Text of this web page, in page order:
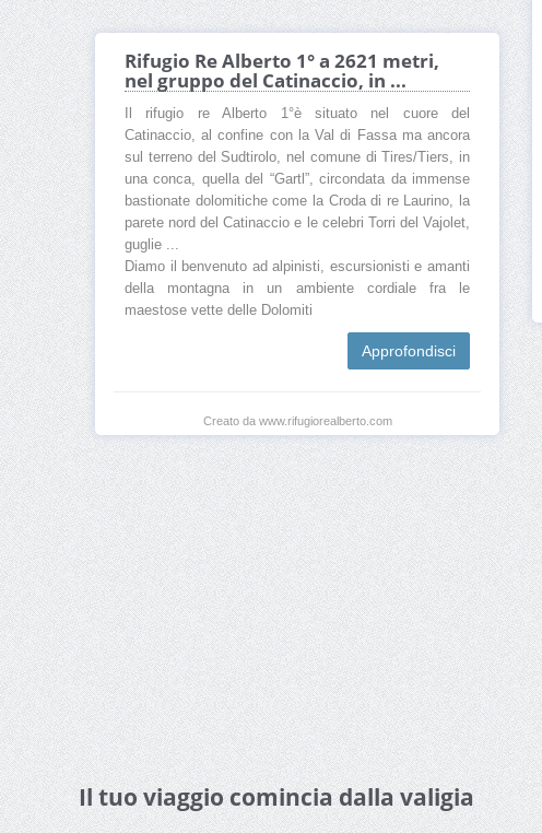
Rifugio Re Alberto 1° a 2621 metri,
nel gruppo del Catinaccio, in ...
Il rifugio re Alberto 1°è situato nel cuore del
Catinaccio, al confine con la Val di Fassa ma ancora
sul terreno del Sudtirolo, nel comune di Tires/Tiers, in
una conca, quella del “Gartl”, circondata da immense
bastionate dolomitiche come la Croda di re Laurino, la
parete nord del Catinaccio e le celebri Torri del Vajolet,
guglie ...
Diamo il benvenuto ad alpinisti, escursionisti e amanti
della montagna in un ambiente cordiale fra le
maestose vette delle Dolomiti
Approfondisci
Creato da www.rifugiorealberto.com
Il tuo viaggio comincia dalla valigia